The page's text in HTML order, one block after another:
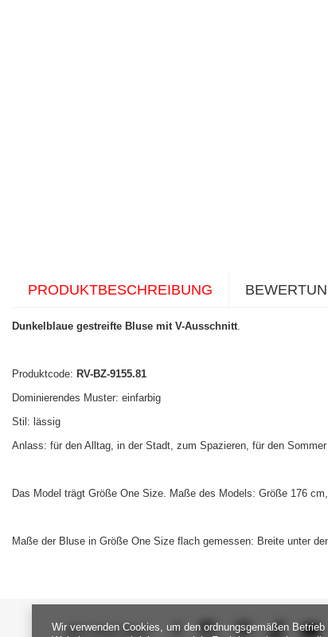
PRODUKTBESCHREIBUNG
Dunkelblaue gestreifte Bluse mit V-Ausschnitt
Produktcode: RV-BZ-9155.81
Dominierendes Muster: einfarbig
Stil: lässig
Anlass: für den Alltag, in der Stadt, zum Spazieren, für den Sommer
Das Model trägt Größe One Size. Maße des Models: Größe 176
Maße der Bluse in Größe One Size flach gemessen: Breite unter
SEI UNS NAH
Wir verwenden Cookies, um den ordnungsgemäßen Betrieb